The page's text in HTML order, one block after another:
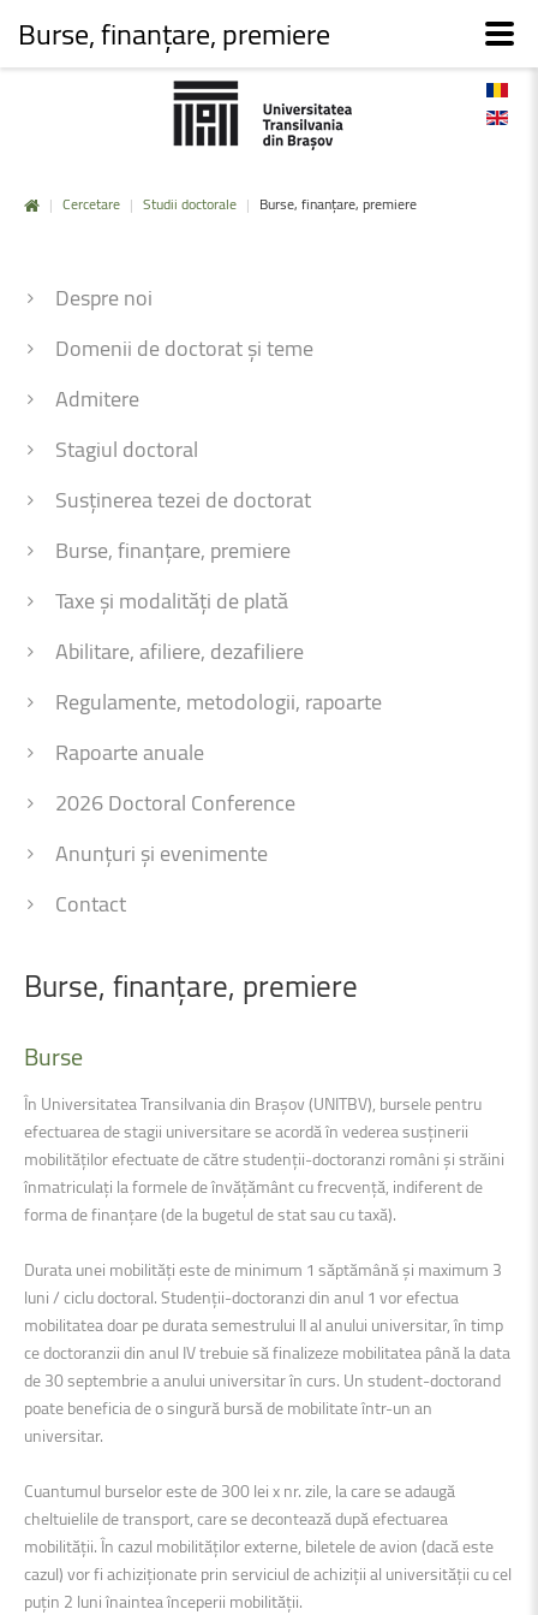
| Cercetare | Studii doctorale | Burse, finanțare, premiere
Despre noi
Domenii de doctorat și teme
Admitere
Stagiul doctoral
Susținerea tezei de doctorat
Burse, finanțare, premiere
Taxe și modalități de plată
Abilitare, afiliere, dezafiliere
Regulamente, metodologii, rapoarte
Rapoarte anuale
2026 Doctoral Conference
Anunțuri și evenimente
Contact
Burse, finanțare, premiere
Burse
În Universitatea Transilvania din Braşov (UNITBV), bursele pentru
efectuarea de stagii universitare se acordă în vederea susținerii
mobilităților efectuate de către studenții-doctoranzi români și străini
înmatriculați la formele de învățământ cu frecvență, indiferent de
forma de finanțare (de la bugetul de stat sau cu taxă).
Durata unei mobilități este de minimum 1 săptămână și maximum 3
luni / ciclu doctoral. Studenții-doctoranzi din anul 1 vor efectua
mobilitatea doar pe durata semestrului II al anului universitar, în timp
ce doctoranzii din anul IV trebuie să finalizeze mobilitatea până la data
de 30 septembrie a anului universitar în curs. Un student-doctorand
poate beneficia de o singură bursă de mobilitate într-un an
universitar.
Cuantumul burselor este de 300 lei x nr. zile, la care se adaugă
cheltuielile de transport, care se decontează după efectuarea
mobilității. În cazul mobilităților externe, biletele de avion (dacă este
cazul) vor fi achiziționate prin serviciul de achiziții al universității cu cel
puțin 2 luni înaintea începerii mobilității.
Burse, finanțare, premiere